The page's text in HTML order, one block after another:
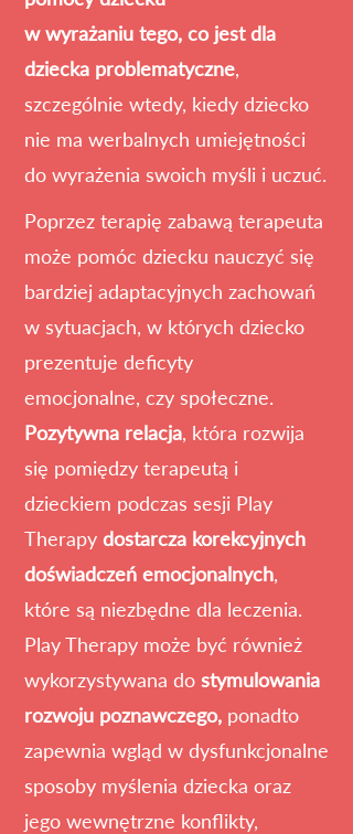
w wyrażaniu tego, co jest dla
dziecka problematyczne,
szczególnie wtedy, kiedy dziecko
nie ma werbalnych umiejętności
do wyrażenia swoich myśli i uczuć.
Poprzez terapię zabawą terapeuta
może pomóc dziecku nauczyć się
bardziej adaptacyjnych zachowań
w sytuacjach, w których dziecko
prezentuje deficyty
emocjonalne, czy społeczne.
Pozytywna relacja, która rozwija
się pomiędzy terapeutą i
dzieckiem podczas sesji Play
Therapy dostarcza korekcyjnych
doświadczeń emocjonalnych,
które są niezbędne dla leczenia.
Play Therapy może być również
wykorzystywana do stymulowania
rozwoju poznawczego, ponadto
zapewnia wgląd w dysfunkcjonalne
sposoby myślenia dziecka oraz
jego wewnętrzne konflikty,